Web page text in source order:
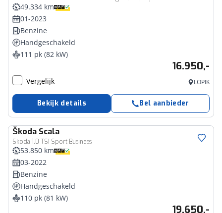
49.334 km
01-2023
Benzine
Handgeschakeld
111 pk (82 kW)
16.950,-
Vergelijk LOPIK
Bekijk details Bel aanbieder
Škoda Scala
Skoda 1.0 TSI Sport Business
53.850 km
03-2022
Benzine
Handgeschakeld
110 pk (81 kW)
19.650,-